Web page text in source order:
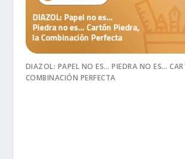
DIAZOL: PAPEL NO ES… PIEDRA NO ES…
COMBINACIÓN PERFECTA